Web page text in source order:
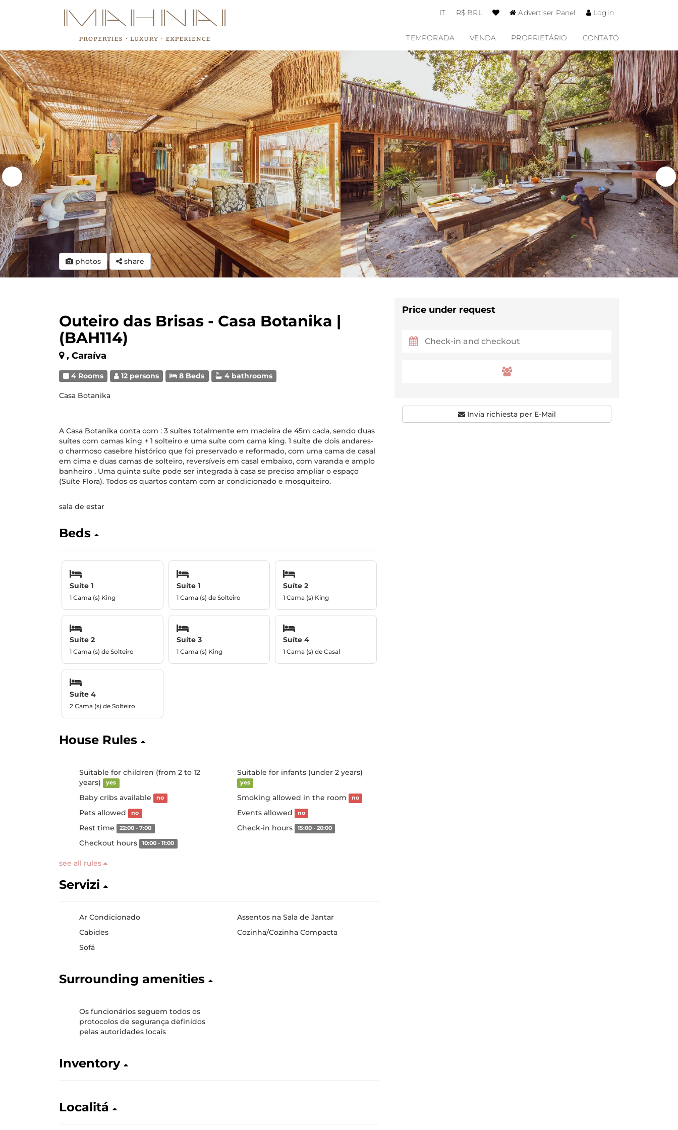
IT R$ BRL Advertiser Panel Login
TEMPORADA VENDA PROPRIETÁRIO CONTATO
photos share
Outeiro das Brisas - Casa Botanika |
(BAH114)
, Caraíva
4 Rooms 12 persons 8 Beds 4 bathrooms
Casa Botanika
A Casa Botanika conta com : 3 suítes totalmente em madeira de 45m cada, sendo duas
suítes com camas king + 1 solteiro e uma suíte com cama king. 1 suíte de dois andares-
o charmoso casebre histórico que foi preservado e reformado, com uma cama de casal
em cima e duas camas de solteiro, reversíveis em casal embaixo, com varanda e amplo
banheiro . Uma quinta suíte pode ser integrada à casa se preciso ampliar o espaço
(Suíte Flora). Todos os quartos contam com ar condicionado e mosquiteiro.
sala de estar
Beds
Suíte 1
1 Cama (s) King
Suíte 1
1 Cama (s) de Solteiro
Suíte 2
1 Cama (s) King
Suíte 2
1 Cama (s) de Solteiro
Suíte 3
1 Cama (s) King
Suíte 4
1 Cama (s) de Casal
Suíte 4
2 Cama (s) de Solteiro
House Rules
Suitable for children (from 2 to 12
years)
yes
Suitable for infants (under 2 years)
yes
Baby cribs available no Smoking allowed in the room no
Pets allowed no Events allowed no
Rest time 22:00 - 7:00 Check-in hours 15:00 - 20:00
Checkout hours 10:00 - 11:00
see all rules
Servizi
Ar Condicionado
Assentos na Sala de Jantar
Cabides
Cozinha/Cozinha Compacta
Sofá
Surrounding amenities
Os funcionários seguem todos os
protocolos de segurança definidos
pelas autoridades locais
Inventory
Localitá
Price under request
Invia richiesta per E-Mail